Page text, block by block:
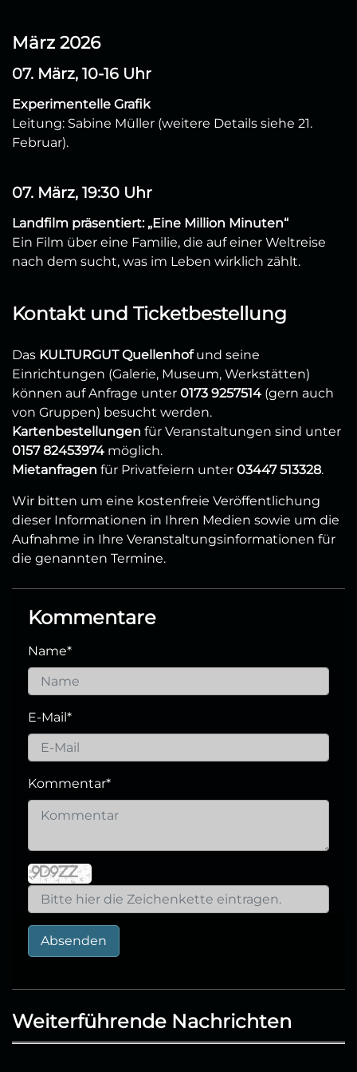
März 2026
07. März, 10-16 Uhr
Experimentelle Grafik
Leitung: Sabine Müller (weitere Details siehe 21.
Februar).
07. März, 19:30 Uhr
Landfilm präsentiert: „Eine Million Minuten“
Ein Film über eine Familie, die auf einer Weltreise
nach dem sucht, was im Leben wirklich zählt.
Kontakt und Ticketbestellung
Das KULTURGUT Quellenhofund seine
Einrichtungen (Galerie, Museum, Werkstätten)
können auf Anfrage unter 0173 9257514 (gern auch
von Gruppen) besucht werden.
Kartenbestellungen für Veranstaltungen sind unter
0157 82453974 möglich.
Mietanfragen für Privatfeiern unter 03447 513328.
Wir bitten um eine kostenfreie Veröffentlichung
dieser Informationen in Ihren Medien sowie um die
Aufnahme in Ihre Veranstaltungsinformationen für
die genannten Termine.
Kommentare
Name*
E-Mail*
Kommentar*
Absenden
Weiterführende Nachrichten